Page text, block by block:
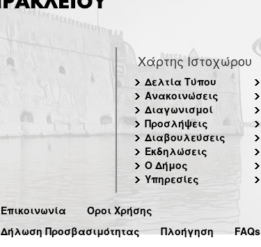
Χάρτης Ιστοχώρου
Δελτία Τύπου
Ανακοινώσεις
Διαγωνισμοί
Προσλήψεις
Διαβουλεύσεις
Εκδηλώσεις
Ο Δήμος
Υπηρεσίες
Επικοινωνία
Όροι Χρήσης
Δήλωση Προσβασιμότητας
Πλοήγηση FAQs